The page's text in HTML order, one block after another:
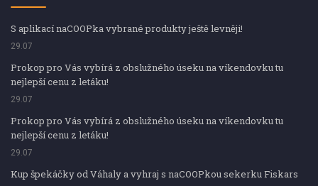
S aplikací naCOOPka vybrané produkty ještě levněji!
29.07
Prokop pro Vás vybírá z obslužného úseku na víkendovku tu
nejlepší cenu z letáku!
29.07
Prokop pro Vás vybírá z obslužného úseku na víkendovku tu
nejlepší cenu z letáku!
29.07
Kup špekáčky od Váhaly a vyhraj s naCOOPkou sekerku Fiskars